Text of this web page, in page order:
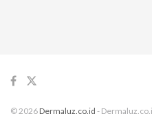
© 2026 Dermaluz.co.id -